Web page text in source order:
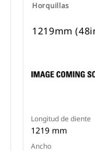
Horquillas
1219mm
Longitud de diente
1219 mm
Ancho